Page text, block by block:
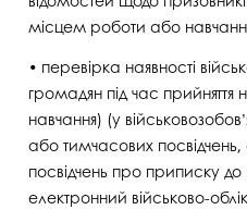
місцем роботи або
• перевірка наявності
громадян під час
навчання) (у
або тимчасових посвідчень,
посвідчень про приписку до
електронний військово-